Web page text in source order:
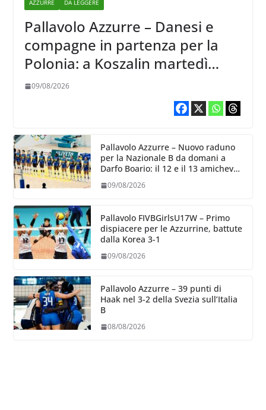
AZZURRE DA LEGGERE
Pallavolo Azzurre – Danesi e
compagne in partenza per la
Polonia: a Koszalin martedì
giocano contro la Francia
09/08/2026
Pallavolo Azzurre – Nuovo raduno
per la Nazionale B da domani a
Darfo Boario: il 12 e il 13 amichevoli
09/08/2026
Pallavolo FIVBGirlsU17W – Primo
dispiacere per le Azzurrine, battute
dalla Korea 3-1
09/08/2026
Pallavolo Azzurre – 39 punti di
Haak nel 3-2 della Svezia sull’Italia
B
08/08/2026